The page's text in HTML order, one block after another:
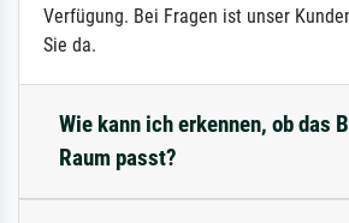
Verfügung. Bei Fragen ist unser
Sie da.
Wie kann ich erkennen, ob das
Raum passt?